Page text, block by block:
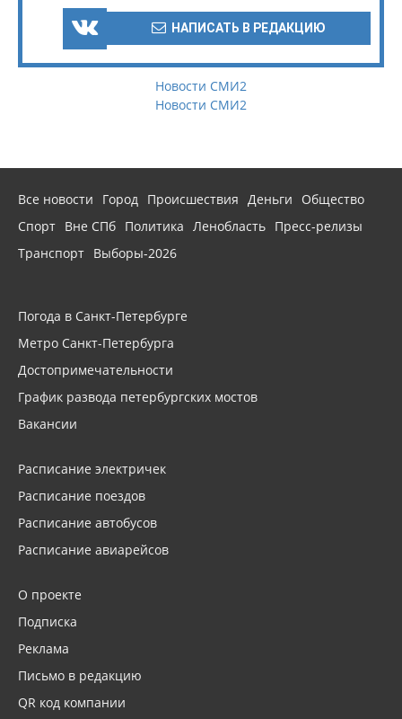
НАПИСАТЬ В РЕДАКЦИЮ
Новости СМИ2
Новости СМИ2
Все новости Город Происшествия Деньги
Общество
Спорт Вне СПб Политика Ленобласть Пресс-релизы
Транспорт Выборы-2026
Погода в Санкт-Петербурге
Метро Санкт-Петербурга
Достопримечательности
График развода петербургских мостов
Вакансии
Расписание электричек
Расписание поездов
Расписание автобусов
Расписание авиарейсов
О проекте
Подписка
Реклама
Письмо в редакцию
QR код компании